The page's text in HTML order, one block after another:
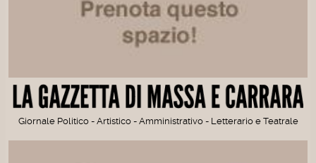
Giornale Politico - Artistico - Amministrativo - Letterario e Teatrale